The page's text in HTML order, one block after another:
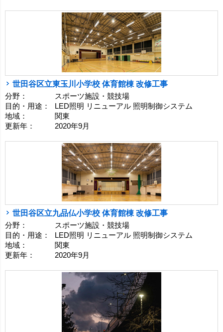
世田谷区立東玉川小学校 体育館棟 改修工事
分野：
スポーツ施設・競技場
目的・用途：
LED照明 リニューアル 照明制御システム
地域：
関東
更新年：
2020年9月
世田谷区立九品仏小学校 体育館棟 改修工事
分野：
スポーツ施設・競技場
目的・用途：
LED照明 リニューアル 照明制御システム
地域：
関東
更新年：
2020年9月